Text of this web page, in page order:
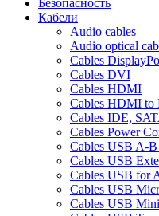
Безопасность
Кабели
Audio cables
Audio optical
Cables
Cables DVI
Cables HDMI
Cables HDMI
Cables IDE,
Cables Power
Cables USB A-
Cables USB
Cables USB for
Cables USB
Cables USB